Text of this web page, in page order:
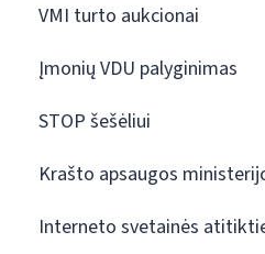
VMI turto aukcionai
Įmonių VDU palyginimas
STOP šešėliui
Krašto apsaugos
Interneto svetainės